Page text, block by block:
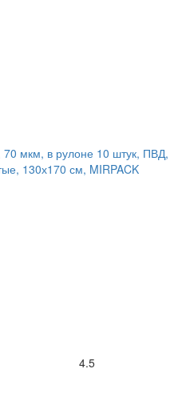
мкм, в рулоне 10 штук, ПВД,
130х170 см, MIRPACK
4.5